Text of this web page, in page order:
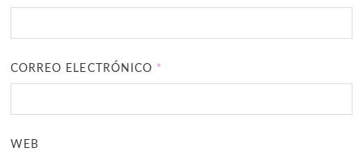
CORREO ELECTRÓNICO *
WEB